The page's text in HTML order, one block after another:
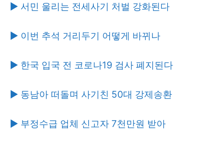
▶ 서민 울리는 전세사기 처벌 강화된다
▶ 이번 추석 거리두기 어떻게 바뀌나
▶ 한국 입국 전 코로나19 검사 폐지된다
▶ 동남아 떠돌며 사기친 50대 강제송환
▶ 부정수급 업체 신고자 7천만원 받아